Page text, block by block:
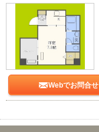
Webでお問合せ